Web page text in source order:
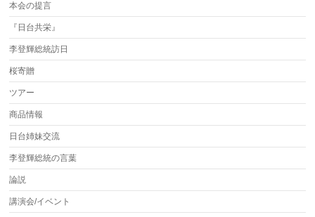
本会の提言
『日台共栄』
李登輝総統訪日
桜寄贈
ツアー
商品情報
日台姉妹交流
李登輝総統の言葉
論説
講演会/イベント